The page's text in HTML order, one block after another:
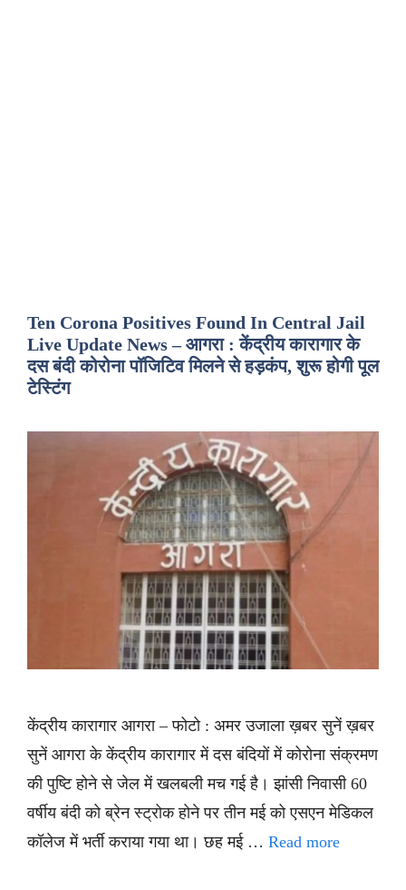
Ten Corona Positives Found In Central Jail
Live Update News – आगरा : केंद्रीय कारागार के
दस बंदी कोरोना पॉजिटिव मिलने से हड़कंप, शुरू होगी पूल
टेस्टिंग
केंद्रीय कारागार आगरा – फोटो : अमर उजाला ख़बर सुनें ख़बर
सुनें आगरा के केंद्रीय कारागार में दस बंदियों में कोरोना संक्रमण
की पुष्टि होने से जेल में खलबली मच गई है। झांसी निवासी 60
वर्षीय बंदी को ब्रेन स्ट्रोक होने पर तीन मई को एसएन मेडिकल
कॉलेज में भर्ती कराया गया था। छह मई … Read more